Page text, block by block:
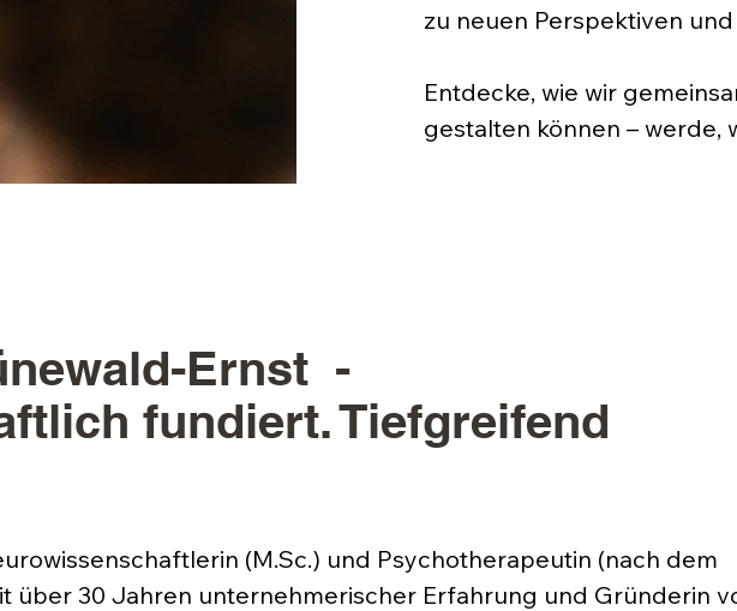
zu neuen Perspektiven
Entdecke, wie wir
gestalten können – werde,
Ernst -
fundiert. Tiefgreifend
(M.Sc.) und Psychotherapeutin (nach dem
über 30 Jahren unternehmerischer Erfahrung und Gründerin